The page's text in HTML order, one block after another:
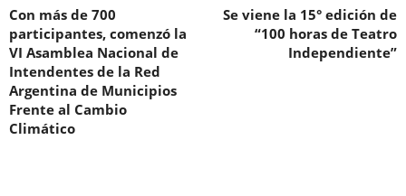
Con más de 700
participantes, comenzó la
VI Asamblea Nacional de
Intendentes de la Red
Argentina de Municipios
Frente al Cambio
Climático
Se viene la 15° edición de
“100 horas de Teatro
Independiente”